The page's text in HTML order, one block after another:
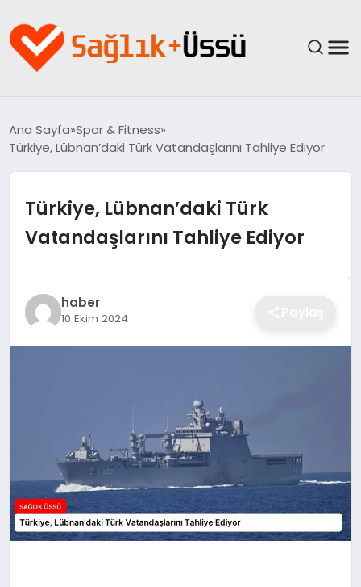
YAŞAM
SAĞLIK
GÜNCEL
BESLENME
Ana Sayfa Spor & Fitness
Türkiye, Lübnan’daki Türk Vatandaşlarını Tahliye Ediyor
Türkiye, Lübnan’daki Türk
Vatandaşlarını Tahliye Ediyor
haber
10 Ekim 2024